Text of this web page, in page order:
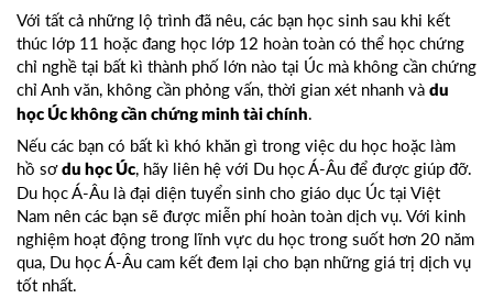
Với tất cả những lộ trình đã nêu, các bạn học sinh sau khi kết
thúc lớp 11 hoặc đang học lớp 12 hoàn toàn có thể học chứng
chỉ nghề tại bất kì thành phố lớn nào tại Úc mà không cần chứng
chỉ Anh văn, không cần phỏng vấn, thời gian xét nhanh và du
học Úc không cần chứng minh tài chính.
Nếu các bạn có bất kì khó khăn gì trong việc du học hoặc làm
hồ sơ du học Úc, hãy liên hệ với Du học Á-Âu để được giúp đỡ.
Du học Á-Âu là đại diện tuyển sinh cho giáo dục Úc tại Việt
Nam nên các bạn sẽ được miễn phí hoàn toàn dịch vụ. Với kinh
nghiệm hoạt động trong lĩnh vực du học trong suốt hơn 20 năm
qua, Du học Á-Âu cam kết đem lại cho bạn những giá trị dịch vụ
tốt nhất.